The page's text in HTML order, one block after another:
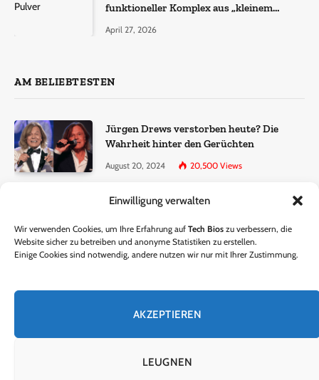
Einwilligung verwalten
Wir verwenden Cookies, um Ihre Erfahrung auf Tech Bios zu verbessern, die
Website sicher zu betreiben und anonyme Statistiken zu erstellen.
Einige Cookies sind notwendig, andere nutzen wir nur mit Ihrer Zustimmung.
AKZEPTIEREN
LEUGNEN
funktioneller Komplex aus „kleinem
April 27, 2026
AM BELIEBTESTEN
Jürgen Drews verstorben heute? Die
Wahrheit hinter den Gerüchten
August 20, 2024 20,500 Views
Ralf Dammasch Traueranzeige:
June 26, 2024 13,285Views
hinter den Gerüchten
October 5, 2024 9,301